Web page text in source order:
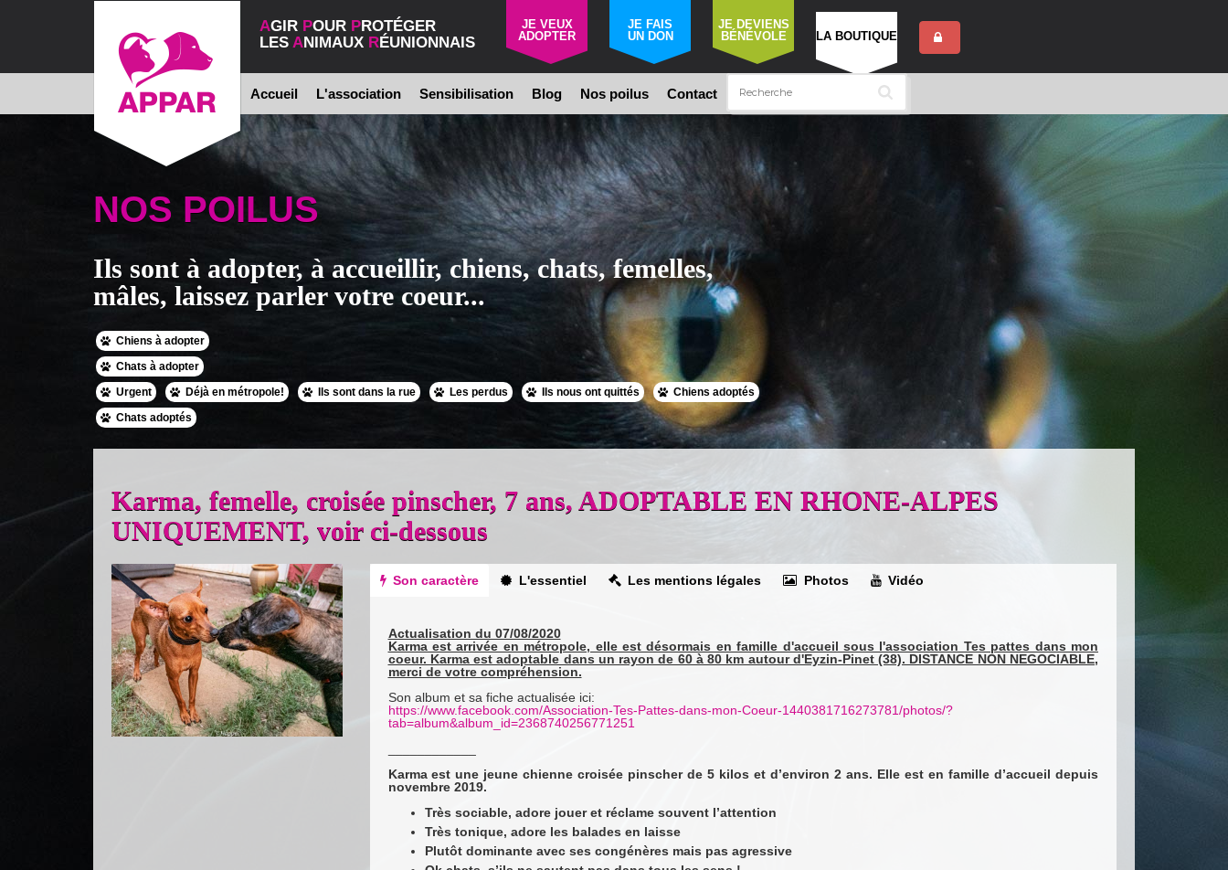
AGIR POUR PROTÉGER
LES ANIMAUX RÉUNIONNAIS
JE VEUX
ADOPTER
JE FAIS
UN DON
JE DEVIENS
BÉNÉVOLE
LA BOUTIQUE
Accueil L'association Sensibilisation Blog Nos poilus Contact
NOS POILUS
Ils sont à adopter, à accueillir, chiens, chats, femelles,
mâles, laissez parler votre coeur...
Chiens à adopter
Chats à adopter
Urgent
Déjà en métropole! Ils sont dans la rue Les perdus Ils nous ont quittés
Chiens adoptés
Chats adoptés
Karma, femelle, croisée pinscher, 7 ans, ADOPTABLE EN RHONE-ALPES
UNIQUEMENT, voir ci-dessous
Previous Next Son caractère L'essentiel Les mentions légales Photos Vidéo
Actualisation du 07/08/2020
Karma est arrivée en métropole, elle est désormais en famille d'accueil sous l'association Tes pattes dans mon
coeur. Karma est adoptable dans un rayon de 60 à 80 km autour d'Eyzin-Pinet (38). DISTANCE NON NEGOCIABLE,
merci de votre compréhension.
Son album et sa fiche actualisée ici:
https://www.facebook.com/Association-Tes-Pattes-dans-mon-Coeur-1440381716273781/photos/?
tab=album&album_id=2368740256771251
Karma est une jeune chienne croisée pinscher de 5 kilos et d’environ 2 ans. Elle est en famille d’accueil depuis
novembre 2019.
Très sociable, adore jouer et réclame souvent l’attention
Très tonique, adore les balades en laisse
Plutôt dominante avec ses congénères mais pas agressive